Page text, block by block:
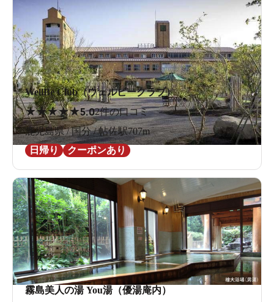
WellBe Club（ウェルビークラブ）
★★★★★5.02件の口コミ
鹿児島県 / 国分 / 帖佐駅707m
日帰り
クーポンあり
霧島美人の湯 You湯（優湯庵内）